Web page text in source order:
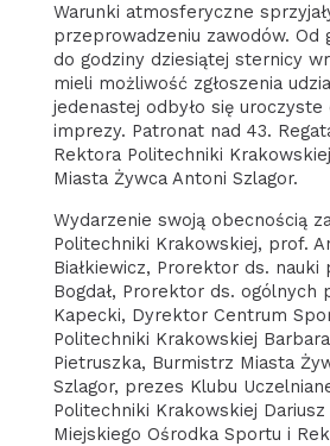
Warunki atmosferyczne
przeprowadzeniu zawodów. Od
do godziny dziesiątej sternicy
mieli możliwość zgłoszenia
jedenastej odbyło się uroczyste
imprezy. Patronat nad 43.
Rektora Politechniki
Miasta Żywca Antoni Szlagor.
Wydarzenie swoją obecnością
Politechniki Krakowskiej, prof.
Białkiewicz, Prorektor ds. nauki
Bogdał, Prorektor ds. ogólnych
Kapecki, Dyrektor Centrum
Politechniki Krakowskiej
Pietruszka, Burmistrz Miasta
Szlagor, prezes Klubu
Politechniki Krakowskiej
Miejskiego Ośrodka Sportu i